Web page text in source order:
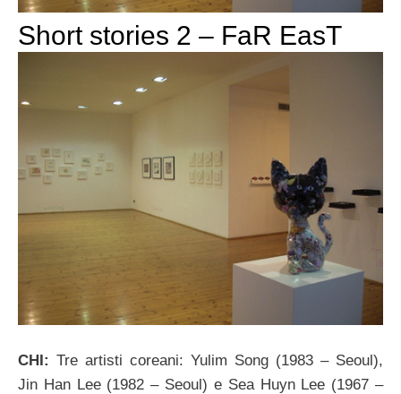
Short stories 2 – FaR EasT
CHI: Tre artisti coreani: Yulim Song (1983 – Seoul),
Jin Han Lee (1982 – Seoul) e Sea Huyn Lee (1967 –